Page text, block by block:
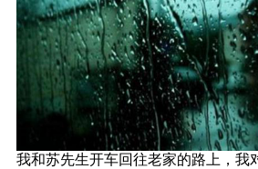
我和苏先生开车回往老家的路上，我